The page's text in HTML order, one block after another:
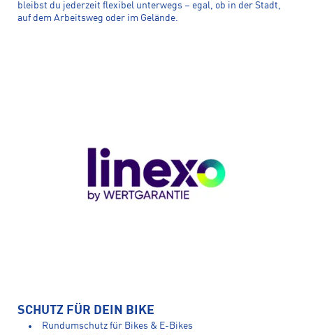
bleibst du jederzeit flexibel unterwegs – egal, ob in der Stadt,
auf dem Arbeitsweg oder im Gelände.
SCHUTZ FÜR DEIN BIKE
Rundumschutz für Bikes & E-Bikes